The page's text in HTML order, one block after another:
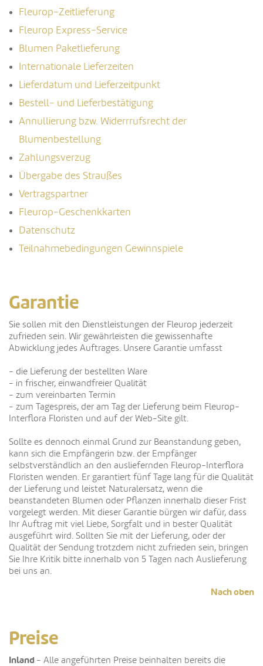
Fleurop-Zeitlieferung
Fleurop Express-Service
Blumen Paketlieferung
Internationale Lieferzeiten
Lieferdatum und Lieferzeitpunkt
Bestell- und Lieferbestätigung
Annullierung bzw. Widerrrufsrecht der
Blumenbestellung
Zahlungsverzug
Übergabe des Straußes
Vertragspartner
Fleurop-Geschenkkarten
Datenschutz
Teilnahmebedingungen Gewinnspiele
Garantie
Sie sollen mit den Dienstleistungen der Fleurop jederzeit
zufrieden sein. Wir gewährleisten die gewissenhafte
Abwicklung jedes Auftrages. Unsere Garantie umfasst
- die Lieferung der bestellten Ware
- in frischer, einwandfreier Qualität
- zum vereinbarten Termin
- zum Tagespreis, der am Tag der Lieferung beim Fleurop-
Interflora Floristen und auf der Web-Site gilt.
Sollte es dennoch einmal Grund zur Beanstandung geben,
kann sich die Empfängerin bzw. der Empfänger
selbstverständlich an den ausliefernden Fleurop-Interflora
Floristen wenden. Er garantiert fünf Tage lang für die Qualität
der Lieferung und leistet Naturalersatz, wenn die
beanstandeten Blumen oder Pflanzen innerhalb dieser Frist
vorgelegt werden. Mit dieser Garantie bürgen wir dafür, dass
Ihr Auftrag mit viel Liebe, Sorgfalt und in bester Qualität
ausgeführt wird. Sollten Sie mit der Lieferung, oder der
Qualität der Sendung trotzdem nicht zufrieden sein, bringen
Sie Ihre Kritik bitte innerhalb von 5 Tagen nach Auslieferung
bei uns an.
Nach oben
Preise
Inland - Alle angeführten Preise beinhalten bereits die